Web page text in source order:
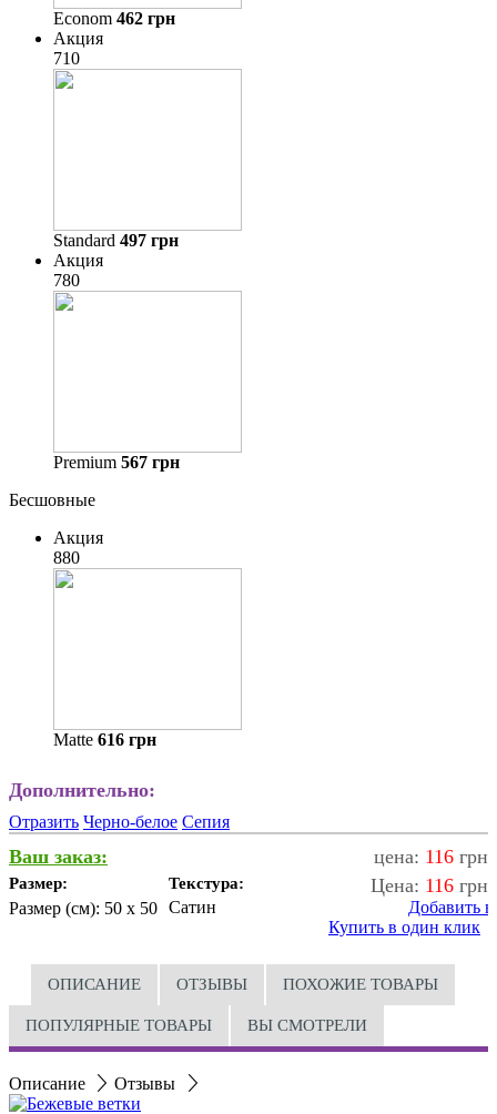
Econom 462 грн
Акция
710
Standard 497 грн
Акция
780
Premium 567 грн
Бесшовные
Акция
880
Matte 616 грн
Дополнительно:
Отразить Черно-белое Сепия
Ваш заказ: цена: 116 грн
Размер:
Размер (см): 50 x 50
Текстура:
Сатин
Цена: 116 грн
Добавить
Купить в один клик
ОПИСАНИЕ ОТЗЫВЫ ПОХОЖИЕ ТОВАРЫ
ПОПУЛЯРНЫЕ ТОВАРЫ ВЫ СМОТРЕЛИ
Описание Отзывы